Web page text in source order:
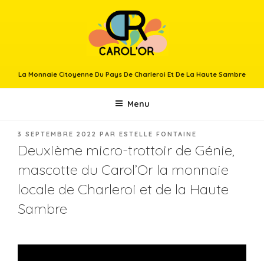
La Monnaie Citoyenne Du Pays De Charleroi Et De La Haute Sambre
Menu
PUBLIÉ
LE
3 SEPTEMBRE 2022 PAR ESTELLE FONTAINE
Deuxième micro-trottoir de Génie,
mascotte du Carol’Or la monnaie
locale de Charleroi et de la Haute
Sambre